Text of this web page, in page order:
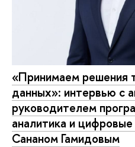
«Принимаем решения
данных»: интервью с
руководителем
аналитика и
Сананом Гамидовым